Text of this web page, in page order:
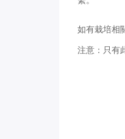
如有栽培相
注意：只有